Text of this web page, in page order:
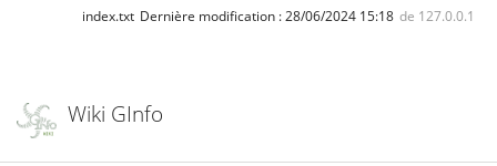
index.txt Dernière modification :28/06/2024 15:18 de 127.0.0.1
Wiki GInfo